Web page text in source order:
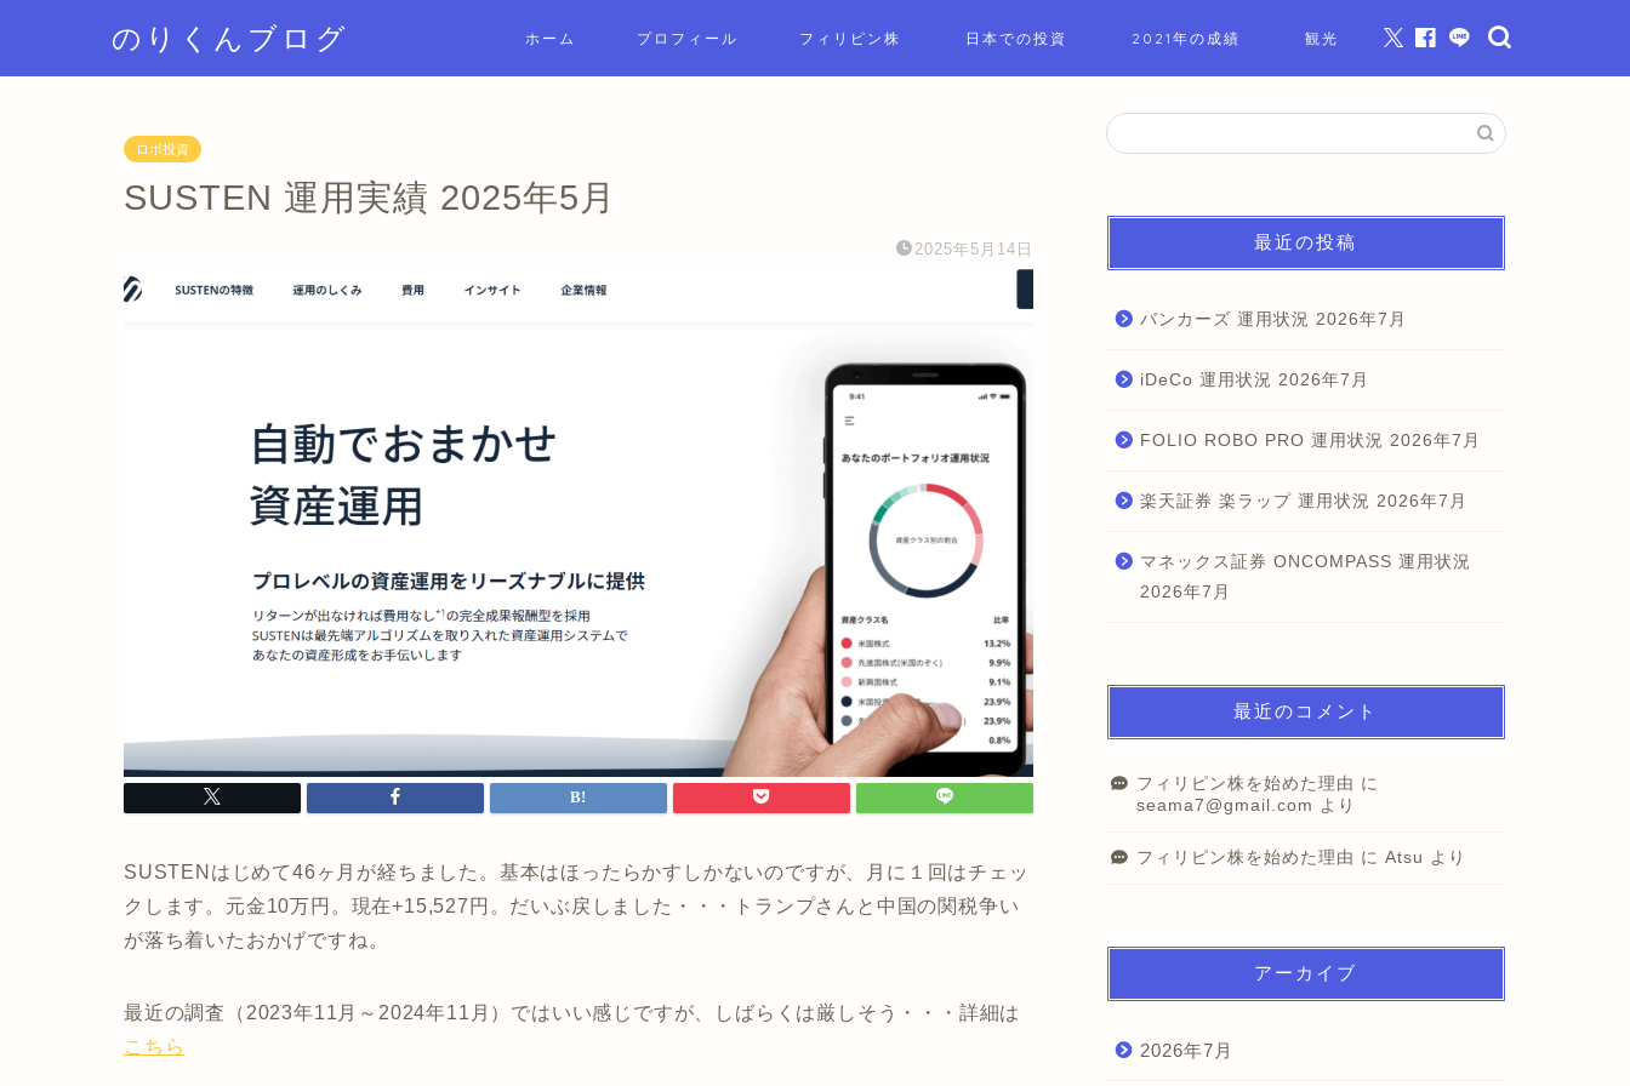
のりくんブログ ホーム プロフィール フィリピン株 日本での投資 2021年の成績 観光
ロボ投資
SUSTEN 運用実績 2025年5月
2025年5月14日
SUSTENはじめて46ヶ月が経ちました。基本はほったらかすしかないのですが、月に１回はチェッ
クします。元金10万円。現在+15,527円。だいぶ戻しました・・・トランプさんと中国の関税争い
が落ち着いたおかげですね。
最近の調査（2023年11月～2024年11月）ではいい感じですが、しばらくは厳しそう・・・詳細は
こちら
最近の投稿
バンカーズ 運用状況 2026年7月
iDeCo 運用状況 2026年7月
FOLIO ROBO PRO 運用状況 2026年7月
楽天証券 楽ラップ 運用状況 2026年7月
マネックス証券 ONCOMPASS 運用状況
2026年7月
最近のコメント
フィリピン株を始めた理由 に
seama7@gmail.com より
フィリピン株を始めた理由 に Atsu より
アーカイブ
2026年7月